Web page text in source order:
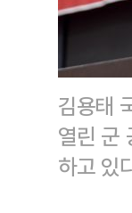
김용태
열린 군
하고 있